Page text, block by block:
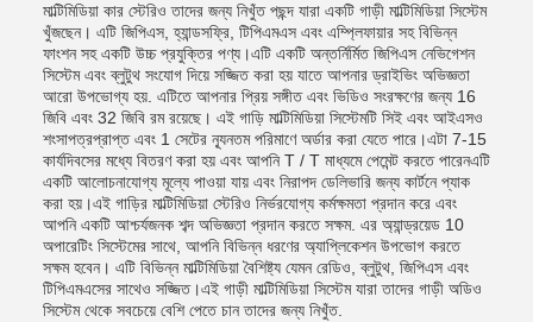
মাল্টিমিডিয়া কার স্টেরিও তাদের জন্য নিখুঁত পছন্দ যারা একটি গাড়ী মাল্টিমিডিয়া সিস্টেম
খুঁজছেন। এটি জিপিএস, হ্যান্ডসফ্রি, টিপিএমএস এবং এম্প্লিফায়ার সহ বিভিন্ন
ফাংশন সহ একটি উচ্চ প্রযুক্তির পণ্য।এটি একটি অন্তর্নির্মিত জিপিএস নেভিগেশন
সিস্টেম এবং ব্লুটুথ সংযোগ দিয়ে সজ্জিত করা হয় যাতে আপনার ড্রাইভিং অভিজ্ঞতা
আরো উপভোগ্য হয়. এটিতে আপনার প্রিয় সঙ্গীত এবং ভিডিও সংরক্ষণের জন্য 16
জিবি এবং 32 জিবি রম রয়েছে। এই গাড়ি মাল্টিমিডিয়া সিস্টেমটি সিই এবং আইএসও
শংসাপত্রপ্রাপ্ত এবং 1 সেটের ন্যূনতম পরিমাণে অর্ডার করা যেতে পারে।এটা 7-15
কার্যদিবসের মধ্যে বিতরণ করা হয় এবং আপনি T / T মাধ্যমে পেমেন্ট করতে পারেনএটি
একটি আলোচনাযোগ্য মূল্যে পাওয়া যায় এবং নিরাপদ ডেলিভারি জন্য কার্টনে প্যাক
করা হয়।এই গাড়ির মাল্টিমিডিয়া স্টেরিও নির্ভরযোগ্য কর্মক্ষমতা প্রদান করে এবং
আপনি একটি আশ্চর্যজনক শব্দ অভিজ্ঞতা প্রদান করতে সক্ষম. এর অ্যান্ড্রয়েড 10
অপারেটিং সিস্টেমের সাথে, আপনি বিভিন্ন ধরণের অ্যাপ্লিকেশন উপভোগ করতে
সক্ষম হবেন। এটি বিভিন্ন মাল্টিমিডিয়া বৈশিষ্ট্য যেমন রেডিও, ব্লুটুথ, জিপিএস এবং
টিপিএমএসের সাথেও সজ্জিত।এই গাড়ী মাল্টিমিডিয়া সিস্টেম যারা তাদের গাড়ী অডিও
সিস্টেম থেকে সবচেয়ে বেশি পেতে চান তাদের জন্য নিখুঁত.